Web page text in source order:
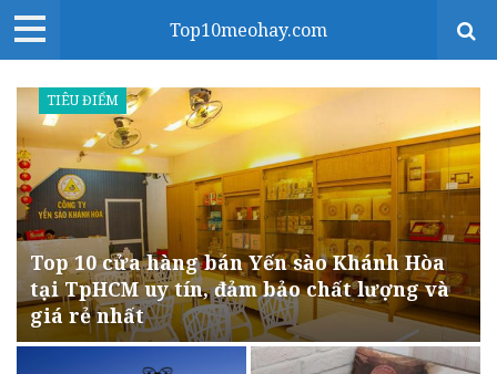
Top10meohay.com
TIÊU ĐIỂM
Top 10 cửa hàng bán Yến sào Khánh Hòa
tại TpHCM uy tín, đảm bảo chất lượng và
giá rẻ nhất